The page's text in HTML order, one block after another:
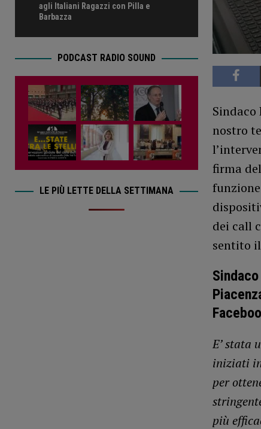
Sindaco
nostro
firma
dei call
sentito
E’ stata
iniziati
per
più
agli Italiani Ragazzi con Pilla e
Barbazza
PODCAST RADIO SOUND
LE PIÙ LETTE DELLA SETTIMANA